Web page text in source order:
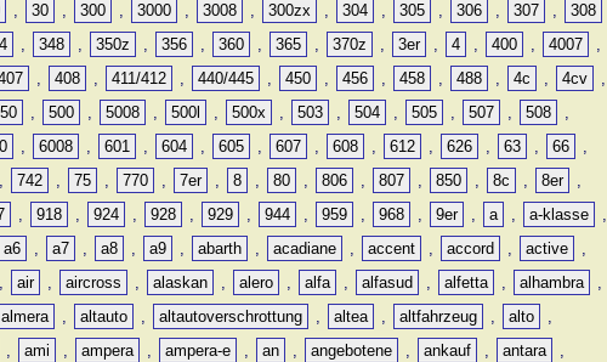
, 30 , 300 , 3000 , 3008 , 300zx , 304 , 305 , 306 , 307 ,
308
, 348 , 350z , 356 , 360 , 365 , 370z , 3er , 4 , 400 , 4007
,
, 408 , 411/412 , 440/445 , 450 , 456 , 458 , 488 , 4c , 4cv
,
50 , 500 , 5008 , 500l , 500x , 503 , 504 , 505 , 507 , 508
,
, 6008 , 601 , 604 , 605 , 607 , 608 , 612 , 626 , 63 , 66
,
, 742 , 75 , 770 , 7er , 8 , 80 , 806 , 807 , 850 , 8c , 8er
,
, 918 , 924 , 928 , 929 , 944 , 959 , 968 , 9er , a , a-klasse
,
a6 , a7 , a8 , a9 , abarth , acadiane , accent , accord , active
,
, air , aircross , alaskan , alero , alfa , alfasud , alfetta , alhambra
,
almera , altauto , altautoverschrottung , altea , altfahrzeug , alto
,
, ami , ampera , ampera-e , an , angebotene , ankauf , antara
,